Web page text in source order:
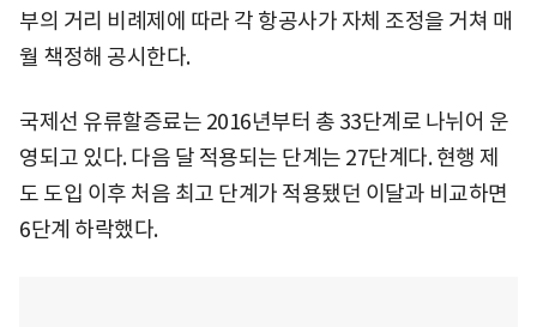
부의 거리 비례제에 따라 각 항공사가 자체 조정을 거쳐 매
월 책정해 공시한다.
국제선 유류할증료는 2016년부터 총 33단계로 나뉘어 운
영되고 있다. 다음 달 적용되는 단계는 27단계다. 현행 제
도 도입 이후 처음 최고 단계가 적용됐던 이달과 비교하면
6단계 하락했다.